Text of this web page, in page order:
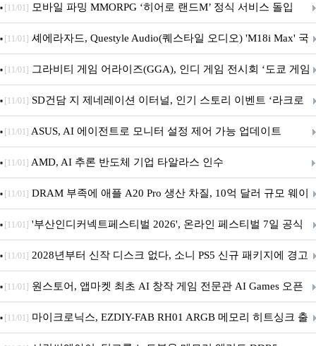
M.2 NVMe 디앤디컴 1TB
[11/01] 모바일 파밍 MMORPG ‘히어로 랜드M’ 정식 서비스 돌입
[11/01] 셰에라자드, Questyle Audio(퀘스타일 오디오) 'M18i Max' 국
내 정식 출시
[11/01] 그라비티 게임 어라이즈(GGA), 인디 게임 전시회 ‘도쿄 게임
던전 13’ 참가!
[11/01] SD건담 지 제네레이션 이터널, 인기 스토리 이벤트 ‘라크로
아의 용사’ 재개최 및 풍성한 기념 이벤트 실시!
[11/01] ASUS, AI 에이전트로 모니터 설정 제어 가능 업데이트
[11/01] AMD, AI 추론 반도체 기업 타알라스 인수
[11/01] DRAM 부족에 애플 A20 Pro 생산 차질, 10억 달러 규모 웨이
퍼 대기
[11/01] '부산인디커넥트페스티벌 2026', 온라인 페스티벌 7일 공식
개막... 22일간 진행
[11/01] 2028년부터 신작 디스크 없다, 소니 PS5 신규 패키지에 경고
문 추가
[11/01] 원스토어, 앱마켓 최초 AI 창작 게임 전문관 AI Games 오픈
[11/01] 마이크로닉스, EZDIY-FAB RH01 ARGB 메모리 히트싱크 출